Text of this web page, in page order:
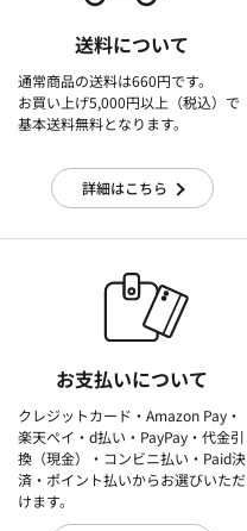
送料について
通常商品の送料は660円です。
お買い上げ5,000円以上（税込）で
基本送料無料となります。
詳細はこちら
お支払いについて
クレジットカード・Amazon Pay・
楽天ぺイ・d払い・PayPay・代金引
換（現金）・コンビニ払い・Paid決
済・ポイント払いからお選びいただ
けます。